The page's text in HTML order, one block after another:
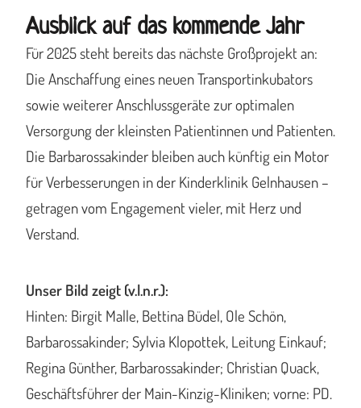
Ausblick auf das kommende Jahr
Für 2025 steht bereits das nächste Großprojekt an:
Die Anschaffung eines neuen Transportinkubators
sowie weiterer Anschlussgeräte zur optimalen
Versorgung der kleinsten Patientinnen und Patienten.
Die Barbarossakinder bleiben auch künftig ein Motor
für Verbesserungen in der Kinderklinik Gelnhausen –
getragen vom Engagement vieler, mit Herz und
Verstand.
Unser Bild zeigt (v.l.n.r.):
Hinten: Birgit Malle, Bettina Büdel, Ole Schön,
Barbarossakinder; Sylvia Klopottek, Leitung Einkauf;
Regina Günther, Barbarossakinder; Christian Quack,
Geschäftsführer der Main-Kinzig-Kliniken; vorne: PD.